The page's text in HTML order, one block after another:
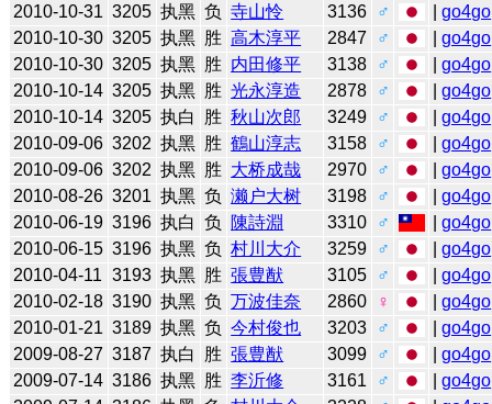
2010-10-31 3205 执黑 负 寺山怜 3136 ♂ |go4go
2010-10-30 3205 执黑 胜 高木淳平 2847 ♂ |go4go
2010-10-30 3205 执黑 胜 内田修平 3138 ♂ |go4go
2010-10-14 3205 执黑 胜 光永淳造 2878 ♂ |go4go
2010-10-14 3205 执白 胜 秋山次郎 3249 ♂ |go4go
2010-09-06 3202 执黑 胜 鶴山淳志 3158 ♂ |go4go
2010-09-06 3202 执黑 胜 大桥成哉 2970 ♂ |go4go
2010-08-26 3201 执黑 负 濑户大树 3198 ♂ |go4go
2010-06-19 3196 执白 负 陳詩淵 3310 ♂ |go4go
2010-06-15 3196 执黑 负 村川大介 3259 ♂ |go4go
2010-04-11 3193 执黑 胜 張豊猷 3105 ♂ |go4go
2010-02-18 3190 执黑 负 万波佳奈 2860 ♀ |go4go
2010-01-21 3189 执黑 负 今村俊也 3203 ♂ |go4go
2009-08-27 3187 执白 胜 張豊猷 3099 ♂ |go4go
2009-07-14 3186 执黑 胜 李沂修 3161 ♂ |go4go